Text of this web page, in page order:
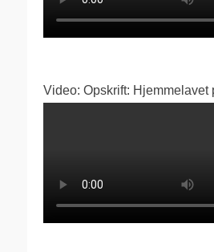
Video: Opskrift: Hjemmelavet